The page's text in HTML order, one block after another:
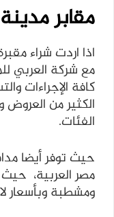
مقابر
اذا اردت شراء
مع شركة العربي
كافة الإجراءات
الكثير من
الفئات.
حيث توفر أيضا
مصر العربية،
ومشطبة وبأسعار